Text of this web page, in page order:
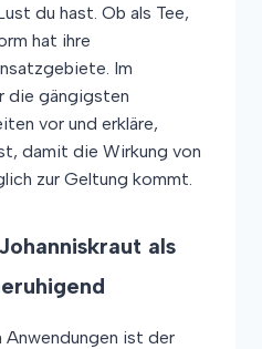
du hast. Ob als Tee,
hat ihre
Im
die gängigsten
vor und erkläre,
damit die Wirkung von
zur Geltung kommt.
als
Anwendungen ist der